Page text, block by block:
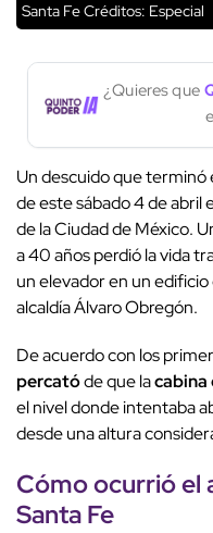
Santa FeCréditos: Especial
¿Quieres que
Un descuido que terminó
de este sábado 4 de abril
de la Ciudad de México.
a 40 años perdió la vida
un elevador en un
alcaldía Álvaro Obregón.
De acuerdo con los
percatóde que lacabina
el nivel donde intentaba
desde una altura
Cómo ocurrió el
Santa Fe